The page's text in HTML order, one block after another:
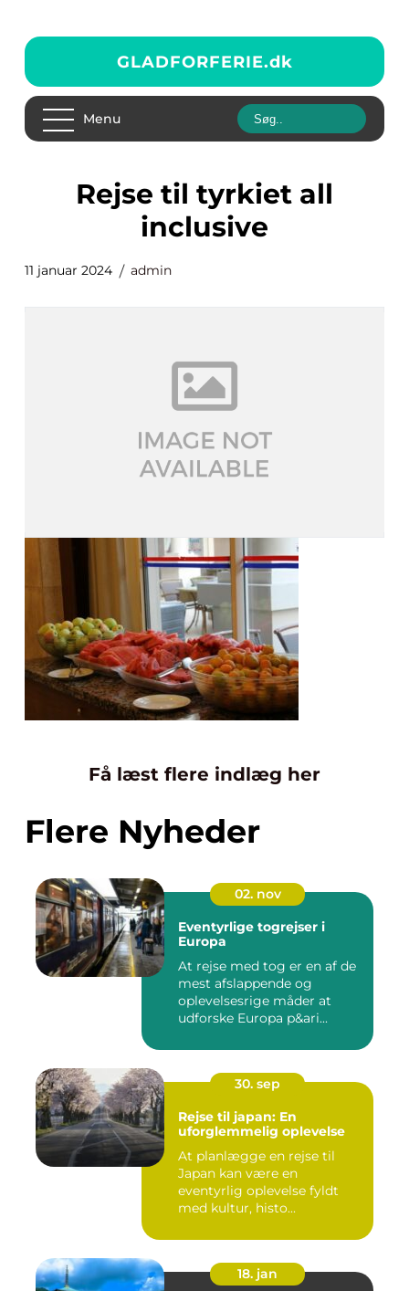
GLADFORFERIE.dk
Menu
rejse til tyrkiet all
inclusive
11 januar 2024 admin
Få læst flere indlæg her
Flere Nyheder
02. nov
Eventyrlige togrejser i
Europa
At rejse med tog er en af de
mest afslappende og
oplevelsesrige måder at
udforske Europa p&ari...
30. sep
Rejse til japan: En
uforglemmelig oplevelse
At planlægge en rejse til
Japan kan være en
eventyrlig oplevelse fyldt
med kultur, histo...
18. jan